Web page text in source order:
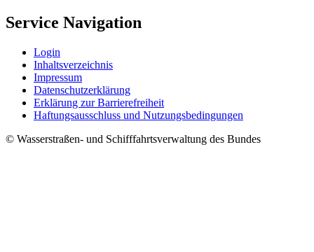
Service Navigation
Login
Inhaltsverzeichnis
Impressum
Datenschutzerklärung
Erklärung zur Barrierefreiheit
Haftungsausschluss und Nutzungsbedingungen
© Wasserstraßen- und Schifffahrtsverwaltung des Bundes